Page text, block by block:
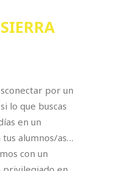
por un
lo que buscas
en un
alumnos/as…
con un